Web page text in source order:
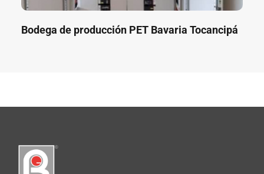
Bodega de producción PET Bavaria Tocancipá